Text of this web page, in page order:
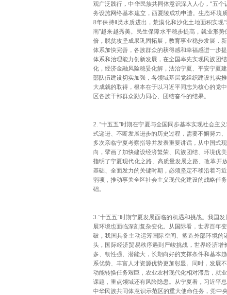
观广泛践行，中华民族共同体意识深入人心，“五
务设施网络基本建立，西夏陵成功申遗。生态环境
8年保持Ⅱ类水质进出，荒漠化和沙化土地面积实现
南”越来越秀美。民生保障水平稳步提高，就业形
倍，脱贫攻坚成果巩固拓展，教育事业稳步发展，
体系加快完善，各族群众的获得感和幸福感进一步
体系和治理能力创新发展，在全国率先实现民族团
化，经济金融风险稳妥化解，法治宁夏、平安宁夏
部队伍建设切实加强，各领域基层党组织建设扎实
大成就的取得，根本在于以习近平同志为核心的党
区各族干部群众勠力同心、团结奋斗的结果。
2. “十五五”时期在宁夏与全国同步基本实现社会主
式递进、不断发展进步的历史过程，需要不懈努力
多次亲临宁夏考察指导并发表重要讲话，从中国式
向，擘画了加快建设经济繁荣、民族团结、环境优
指明了宁夏现代化之路、高质量发展之路、改革开
基础、全面发力的关键时期，必须坚定不移沿着习
弱项，推动事关全区社会主义现代化建设的战略任
础。
3.“十五五”时期宁夏发展面临的机遇和挑战。我国
展环境也面临深刻复杂变化。从国际看，世界百年
破，我国具备主动运筹国际空间、塑造外部环境
头，国际经济贸易秩序遇到严峻挑战，世界经济
多、韧性强、潜能大，长期向好的支撑条件和基本
系优势、丰富人才资源优势更加彰显。同时，发展
动能转换任务艰巨，农业农村现代化相对滞后，就
课题，重点领域还有风险隐患。从宁夏看，习近平
中华民族共同体意识示范区的重大使命任务，党中